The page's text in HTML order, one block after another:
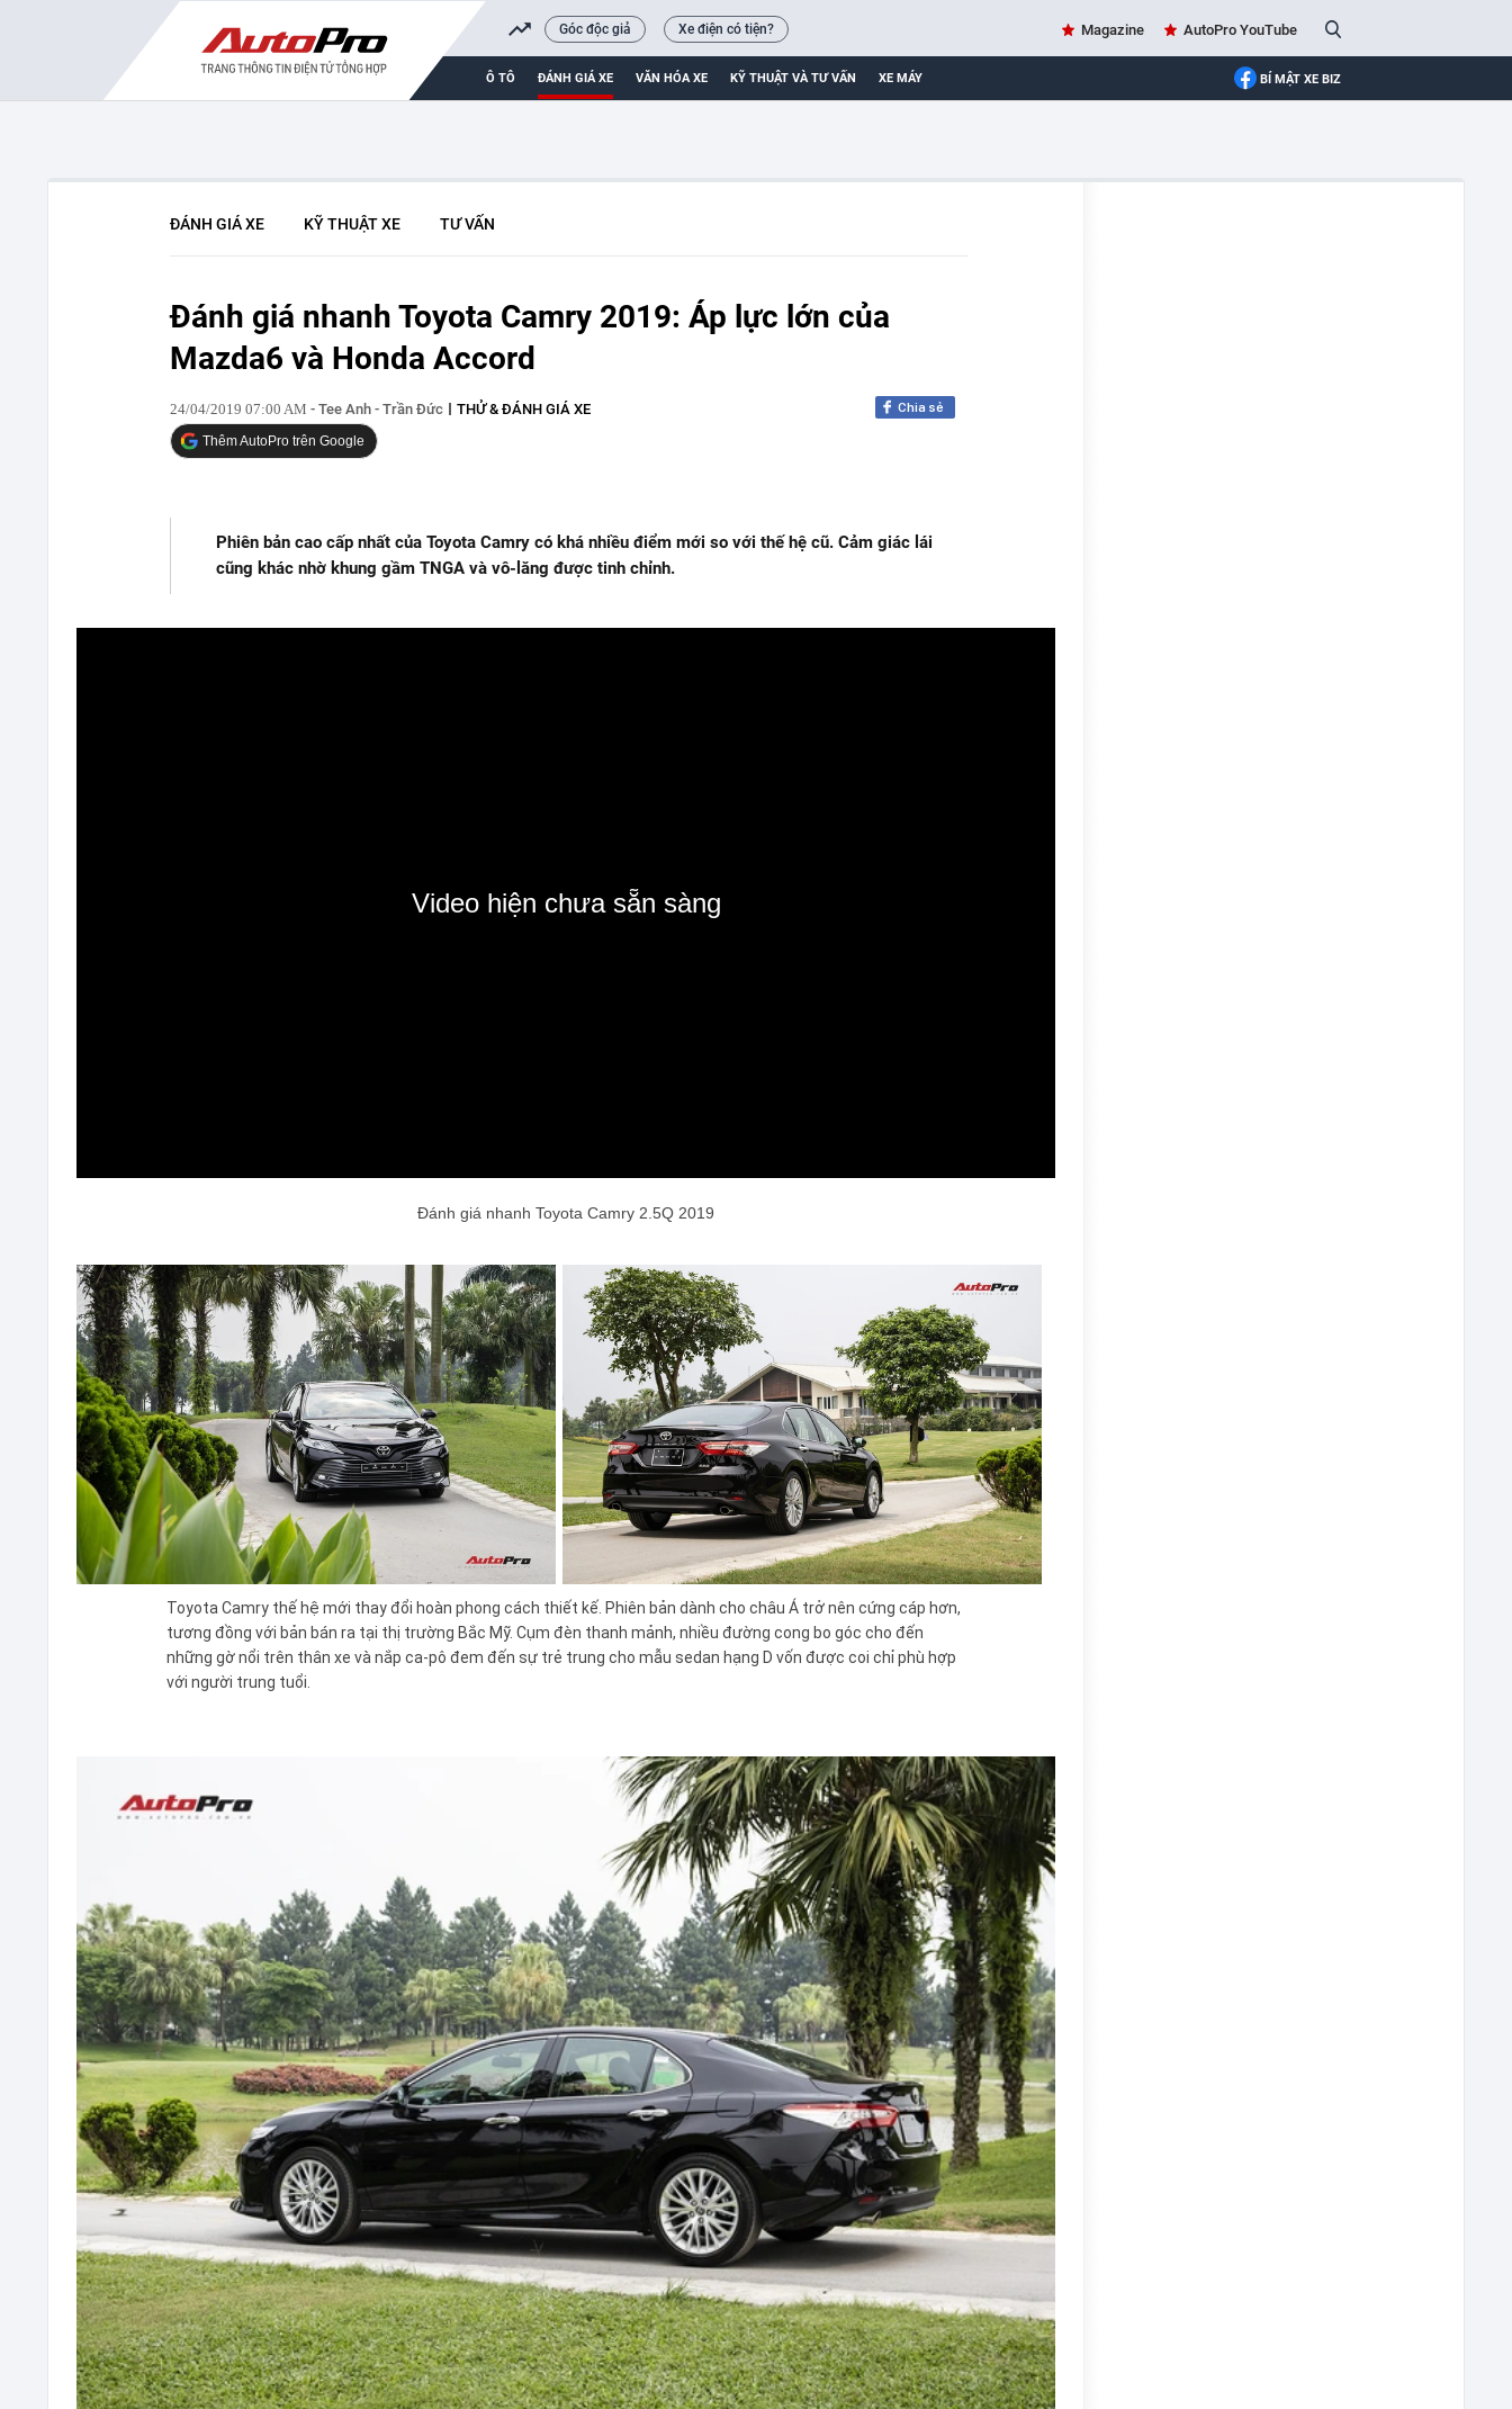
Góc độc giả Xe điện có tiện? Magazine AutoPro YouTube
Ô TÔ ĐÁNH GIÁ XE VĂN HÓA XE KỸ THUẬT VÀ TƯ VẤN XE MÁY BÍ MẬT XE BIZ
ĐÁNH GIÁ XE KỸ THUẬT XE TƯ VẤN
Đánh giá nhanh Toyota Camry 2019: Áp lực lớn của
Mazda6 và Honda Accord
24/04/2019 07:00 AM - Tee Anh - Trần Đức THỬ & ĐÁNH GIÁ XE Chia sẻ
Thêm AutoPro trên Google
Phiên bản cao cấp nhất của Toyota Camry có khá nhiều điểm mới so với thế hệ cũ. Cảm giác lái
cũng khác nhờ khung gầm TNGA và vô-lăng được tinh chỉnh.
Video hiện chưa sẵn sàng
Đánh giá nhanh Toyota Camry 2.5Q 2019
Toyota Camry thế hệ mới thay đổi hoàn phong cách thiết kế. Phiên bản dành cho châu Á trở nên cứng cáp hơn,
tương đồng với bản bán ra tại thị trường Bắc Mỹ. Cụm đèn thanh mảnh, nhiều đường cong bo góc cho đến
những gờ nổi trên thân xe và nắp ca-pô đem đến sự trẻ trung cho mẫu sedan hạng D vốn được coi chỉ phù hợp
với người trung tuổi.